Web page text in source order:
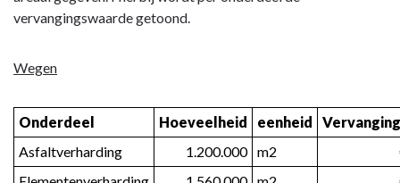
Overzicht
IBOR
vervangingswaarde getoond.
Wegen
Onderdeel Hoeveelheid eenheid
Asfaltverharding
1.200.000 m2